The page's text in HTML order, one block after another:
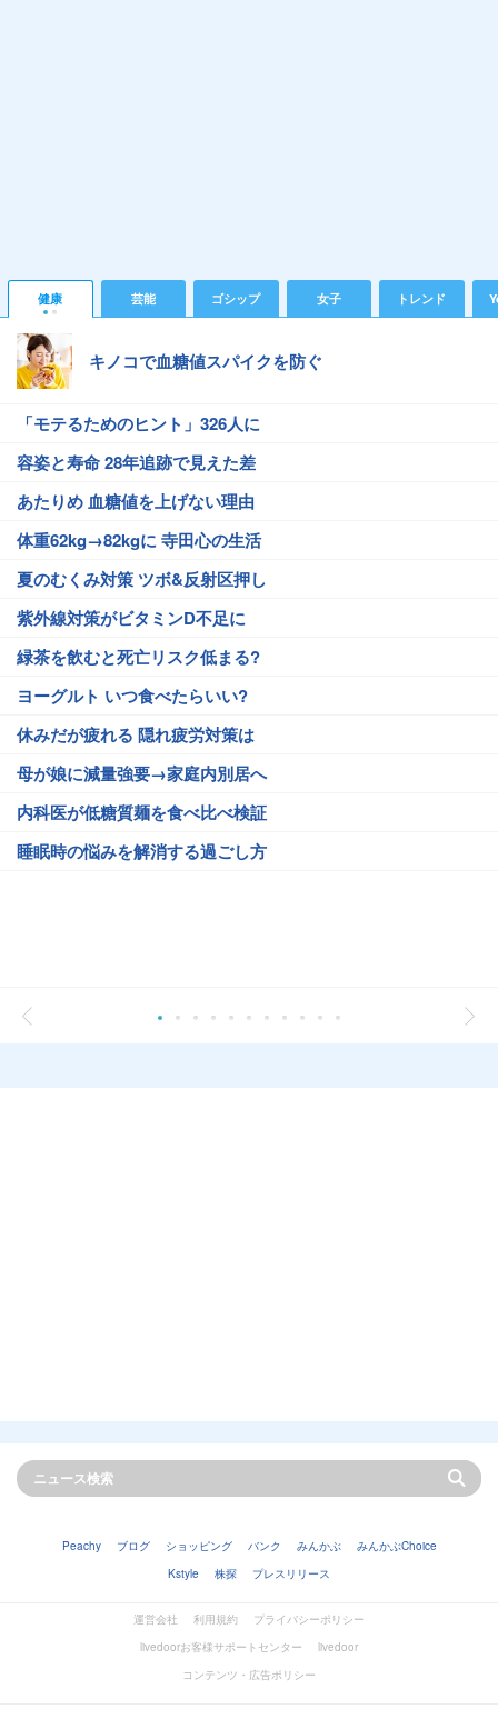
健康 芸能 ゴシップ 女子 トレンド
キノコで血糖値スパイクを防ぐ
「モテるためのヒント」326人に
容姿と寿命 28年追跡で見えた差
あたりめ 血糖値を上げない理由
体重62kg→82kgに 寺田心の生活
夏のむくみ対策 ツボ&反射区押し
紫外線対策がビタミンD不足に
緑茶を飲むと死亡リスク低まる?
ヨーグルト いつ食べたらいい?
休みだが疲れる 隠れ疲労対策は
母が娘に減量強要→家庭内別居へ
内科医が低糖質麺を食べ比べ検証
睡眠時の悩みを解消する過ごし方
Peachy ブログ ショッピング バンク みんかぶ
みんかぶChoice
Kstyle
株探 プレスリリース
運営会社 利用規約
プライバシーポリシー
livedoorお客様サポートセンター
livedoor
コンテンツ・広告ポリシー